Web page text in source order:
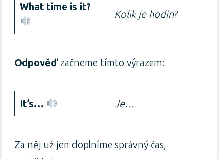
What time is it?
Kolik je hodin?
Odpověďzačneme tímto výrazem:
It’s… Je…
Za něj už jen doplníme správný čas,